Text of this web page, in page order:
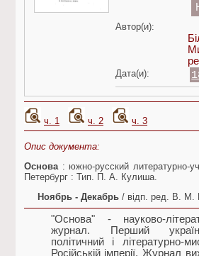
Автор(и):
Дата(и):
ч. 1 ч. 2 ч. 3
Опис документа:
Основа : южно-русский литературно-
Петербург : Тип. П. А. Кулиша.
Ноябрь - Декабрь / відп. ред. В. М.
"Основа" - науково-
журнал. Перший
політичний і літературно-
Російській імперії. Журнал